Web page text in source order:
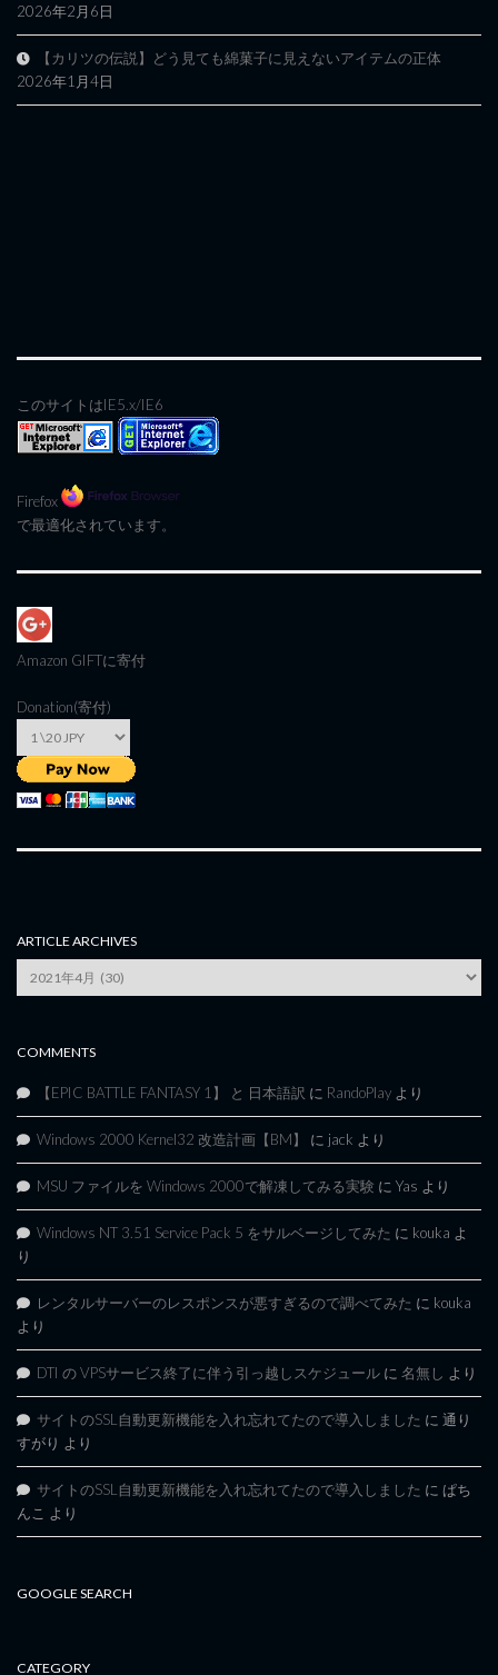
2026年2月6日
【カリツの伝説】どう見ても綿菓子に見えないアイテムの正体
2026年1月4日
このサイトはIE5.x/IE6
Firefox
で最適化されています。
Amazon GIFTに寄付
Donation(寄付)
ARTICLE ARCHIVES
Archives
COMMENTS
【EPIC BATTLE FANTASY 1】 と 日本語訳 に RandoPlay より
Windows 2000 Kernel32 改造計画【BM】 に jack より
MSU ファイルを Windows 2000で解凍してみる実験 に Yas より
Windows NT 3.51 Service Pack 5 をサルベージしてみた に kouka よ
り
レンタルサーバーのレスポンスが悪すぎるので調べてみた に kouka
より
DTI の VPSサービス終了に伴う引っ越しスケジュール に 名無し より
サイトのSSL自動更新機能を入れ忘れてたので導入しました に 通り
すがり より
サイトのSSL自動更新機能を入れ忘れてたので導入しました に ぱち
んこ より
GOOGLE SEARCH
CATEGORY